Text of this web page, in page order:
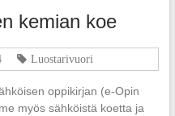
kemian koe
Luostarivuori
oppikirjan (e-Opin
myös sähköistä koetta ja